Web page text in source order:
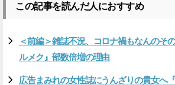
この記事を読んだ人におすすめ
＜前編＞雑誌不況、コロナ禍もなんのそ
ルメク』部数倍増の理由
広告まみれの女性誌にうんざりの貴女へ